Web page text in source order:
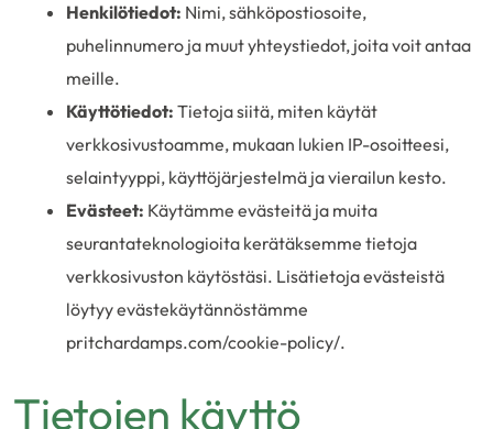
Henkilötiedot: Nimi, sähköpostiosoite,
puhelinnumero ja muut yhteystiedot, joita voit antaa
meille.
Käyttötiedot: Tietoja siitä, miten käytät
verkkosivustoamme, mukaan lukien IP-osoitteesi,
selaintyyppi, käyttöjärjestelmä ja vierailun kesto.
Evästeet: Käytämme evästeitä ja muita
seurantateknologioita kerätäksemme tietoja
verkkosivuston käytöstäsi. Lisätietoja evästeistä
löytyy evästekäytännöstämme
pritchardamps.com/cookie-policy/.
Tietojen käyttö